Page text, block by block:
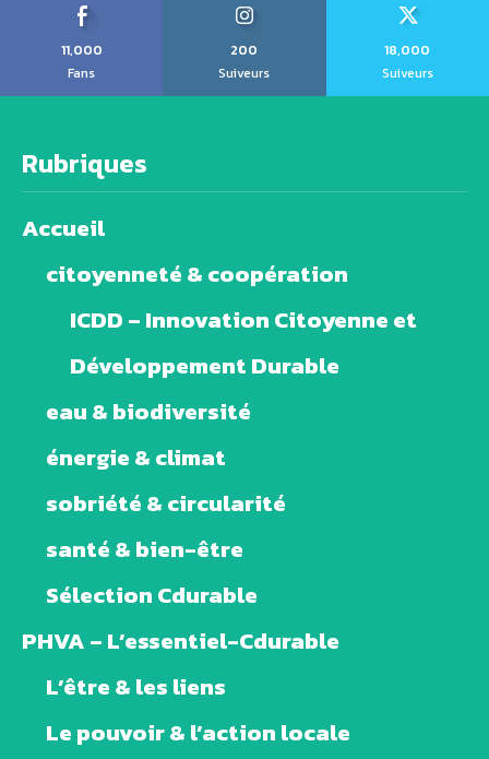
11,000
Fans
200
Suiveurs
18,000
Suiveurs
Rubriques
Accueil
citoyenneté & coopération
ICDD – Innovation Citoyenne et
Développement Durable
eau & biodiversité
énergie & climat
sobriété & circularité
santé & bien-être
Sélection Cdurable
PHVA – L’essentiel-Cdurable
L’être & les liens
Le pouvoir & l’action locale